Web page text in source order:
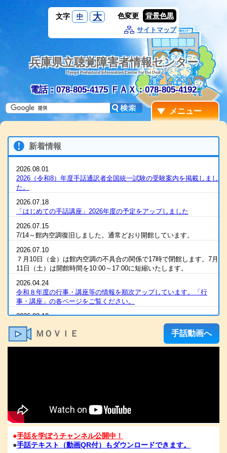
文字 中 大 色変更 背景色黒
サイトマップ
兵庫県立聴覚障害者情報センター
Hyogo Prefectural Information Center for the Deaf
電話：078-805-4175 ＦＡＸ：078-805-4192
メニュー
新着情報
2026.08.01
2026（令和8）年度手話通訳者全国統一試験の受験案内を掲載しまし
た。
2026.07.18
「はじめての手話講座」2026年度の予定をアップしました
2026.07.15
7/14～館内空調復旧しました。通常どおり開館しています。
2026.07.10
７月10日（金）は館内空調の不具合の関係で17時で閉館します。7月
11日（土）は開館時間を10:00～17:00に短縮いたします。
2026.04.24
令和８年度の行事・講座等の情報を順次アップしています。「行
事・講座」の各ページをご覧ください。
2026.03.19
2025（令和7）年度 全国統一要約筆記者認定試験 合格発表
2026.03.07
R８年度の手話通訳者養成講座・要約筆記者養成講座の案内をアップ
2026.03.03
2025（令和7）年度手話通訳者全国統一試験合格発表
2026.01.06
1/6（火）11：00時点 電話が復旧いたしました。FAXも、電話開通
の時点から、受信が可能となっております。ご心配な方は、FAXを
ＭＯＶＩＥ 手話動画へ
●手話を学ぼうチャンネル公開中！
●手話テキスト（動画QR付）もダウンロードできます。